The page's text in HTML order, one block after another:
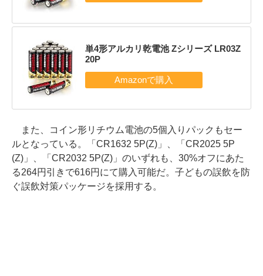
単4形アルカリ乾電池 Zシリーズ LR03Z
20P
また、コイン形リチウム電池の5個入りパックもセー
ルとなっている。「CR1632 5P(Z)」、「CR2025 5P
(Z)」、「CR2032 5P(Z)」のいずれも、30%オフにあた
る264円引きで616円にて購入可能だ。子どもの誤飲を防
ぐ誤飲対策パッケージを採用する。